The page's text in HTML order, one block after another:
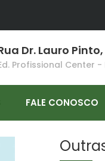
Dr. Lauro
Profissional Center
FALE CONOSCO